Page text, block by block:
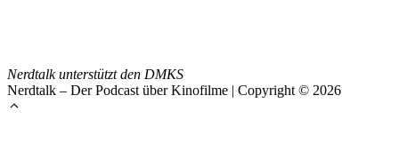
Nerdtalk unterstützt den DMKS
Nerdtalk – Der Podcast über Kinofilme | Copyright © 2026